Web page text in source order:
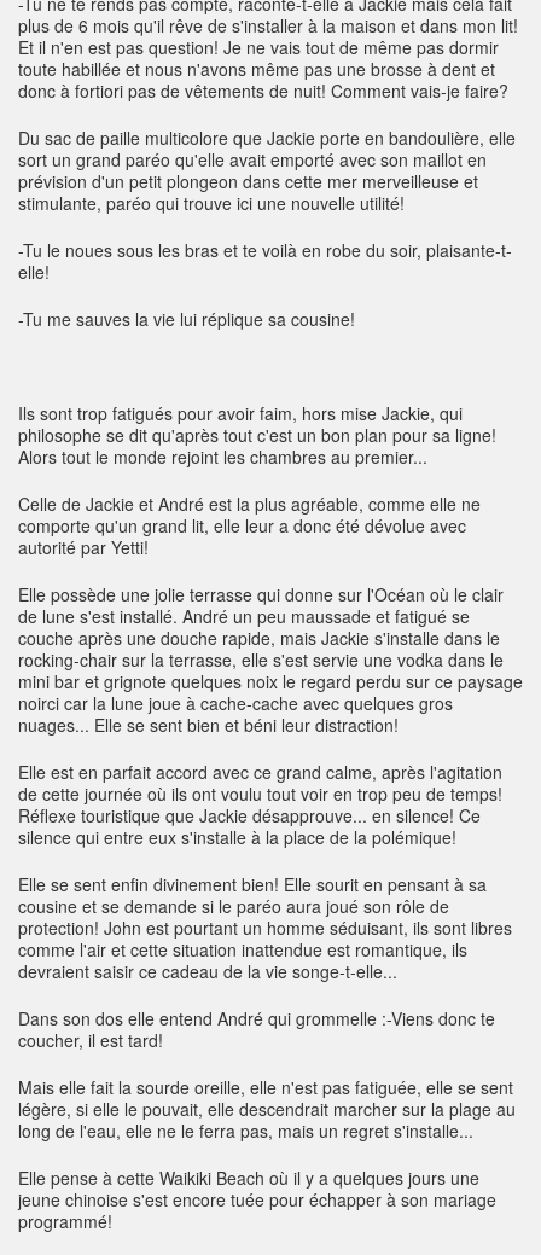
plus de 6 mois qu'il rêve de s'installer à la maison et dans mon lit!
Et il n'en est pas question! Je ne vais tout de même pas dormir
toute habillée et nous n'avons même pas une brosse à dent et
donc à fortiori pas de vêtements de nuit! Comment vais-je faire?
Du sac de paille multicolore que Jackie porte en bandoulière, elle
sort un grand paréo qu'elle avait emporté avec son maillot en
prévision d'un petit plongeon dans cette mer merveilleuse et
stimulante, paréo qui trouve ici une nouvelle utilité!
-Tu le noues sous les bras et te voilà en robe du soir, plaisante-t-
elle!
-Tu me sauves la vie lui réplique sa cousine!
Ils sont trop fatigués pour avoir faim, hors mise Jackie, qui
philosophe se dit qu'après tout c'est un bon plan pour sa ligne!
Alors tout le monde rejoint les chambres au premier...
Celle de Jackie et André est la plus agréable, comme elle ne
comporte qu'un grand lit, elle leur a donc été dévolue avec
autorité par Yetti!
Elle possède une jolie terrasse qui donne sur l'Océan où le clair
de lune s'est installé. André un peu maussade et fatigué se
couche après une douche rapide, mais Jackie s'installe dans le
rocking-chair sur la terrasse, elle s'est servie une vodka dans le
mini bar et grignote quelques noix le regard perdu sur ce paysage
noirci car la lune joue à cache-cache avec quelques gros
nuages... Elle se sent bien et béni leur distraction!
Elle est en parfait accord avec ce grand calme, après l'agitation
de cette journée où ils ont voulu tout voir en trop peu de temps!
Réflexe touristique que Jackie désapprouve... en silence! Ce
silence qui entre eux s'installe à la place de la polémique!
Elle se sent enfin divinement bien! Elle sourit en pensant à sa
cousine et se demande si le paréo aura joué son rôle de
protection! John est pourtant un homme séduisant, ils sont libres
comme l'air et cette situation inattendue est romantique, ils
devraient saisir ce cadeau de la vie songe-t-elle...
Dans son dos elle entend André qui grommelle :-Viens donc te
coucher, il est tard!
Mais elle fait la sourde oreille, elle n'est pas fatiguée, elle se sent
légère, si elle le pouvait, elle descendrait marcher sur la plage au
long de l'eau, elle ne le ferra pas, mais un regret s'installe...
Elle pense à cette Waikiki Beach où il y a quelques jours une
jeune chinoise s'est encore tuée pour échapper à son mariage
programmé!